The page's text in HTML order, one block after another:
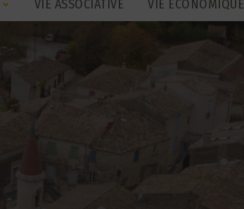
VIE ASSOCIATIVE VIE ÉCONOMIQUE